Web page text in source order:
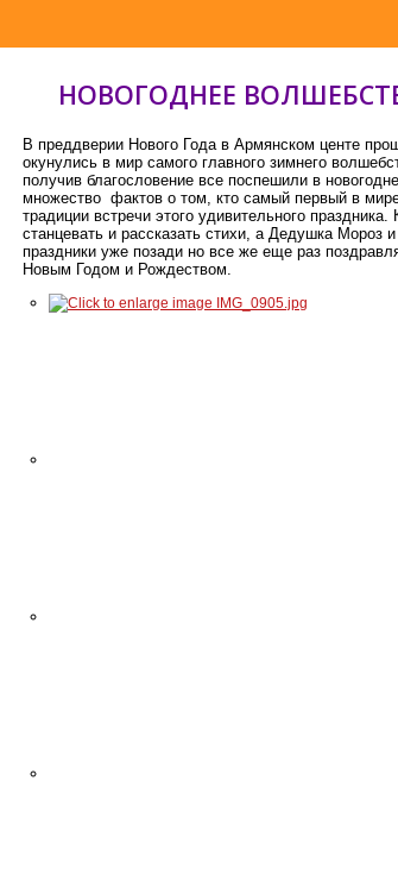
НОВОГОДНЕЕ
В преддверии Нового Года в Армянском центе
окунулись в мир самого главного зимнего
получив благословение все поспешили в
множество фактов о том, кто самый первый в
традиции встречи этого удивительного
станцевать и рассказать стихи, а Дедушка Мороз
праздники уже позади но все же еще раз
Новым Годом и Рождеством.